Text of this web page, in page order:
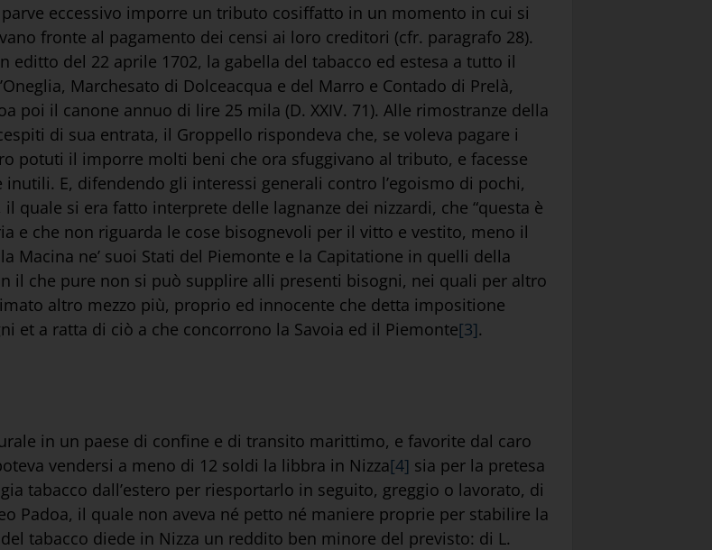
eccessivo imporre un tributo cosiffatto in un momento in cui si
fronte al pagamento dei censi ai loro creditori (cfr. paragrafo 28).
del 22 aprile 1702, la gabella del tabacco ed estesa a tutto il
Marchesato di Dolceacqua e del Marro e Contado di Prelà,
poi il canone annuo di lire 25 mila (D. XXIV. 71). Alle rimostranze della
di sua entrata, il Groppello rispondeva che, se voleva pagare i
potuti il imporre molti beni che ora sfuggivano al tributo, e facesse
E, difendendo gli interessi generali contro l’egoismo di pochi,
quale si era fatto interprete delle lagnanze dei nizzardi, che “questa è
e che non riguarda le cose bisognevoli per il vitto e vestito, meno il
ne’ suoi Stati del Piemonte e la Capitatione in quelli della
il che pure non si può supplire alli presenti bisogni, nei quali per altro
altro mezzo più, proprio ed innocente che detta impositione
et a ratta di ciò a che concorrono la Savoia ed il Piemonte[3].
in un paese di confine e di transito marittimo, e favorite dal caro
vendersi a meno di 12 soldi la libbra in Nizza[4] sia per la pretesa
tabacco dall’estero per riesportarlo in seguito, greggio o lavorato, di
Padoa, il quale non aveva né petto né maniere proprie per stabilire la
tabacco diede in Nizza un reddito ben minore del previsto: di L.